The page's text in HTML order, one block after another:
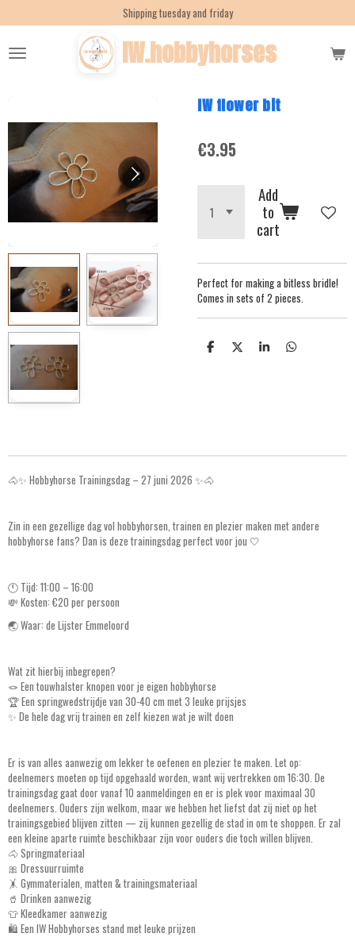
main
IW.hobbyhorses
Shipping tuesday and friday
IW flower bit
€3.95
Add
to
cart
Perfect for making a bitless bridle!
Comes in sets of 2 pieces.
S S S S
🐴✨ Hobbyhorse Trainingsdag – 27 juni 2026 ✨🐴
Zin in een gezellige dag vol hobbyhorsen, trainen en plezier maken met andere
hobbyhorse fans? Dan is deze trainingsdag perfect voor jou 🤍
🕚 Tijd: 11:00 – 16:00
💸 Kosten: €20 per persoon
🌏 Waar: de Lijster Emmeloord
Wat zit hierbij inbegrepen?
🪢 Een touwhalster knopen voor je eigen hobbyhorse
🏆 Een springwedstrijdje van 30-40 cm met 3 leuke prijsjes
✨ De hele dag vrij trainen en zelf kiezen wat je wilt doen
Er is van alles aanwezig om lekker te oefenen en plezier te maken. Let op:
deelnemers moeten op tijd opgehaald worden, want wij vertrekken om 16:30. De
trainingsdag gaat door vanaf 10 aanmeldingen en er is plek voor maximaal 30
deelnemers. Ouders zijn welkom, maar we hebben het liefst dat zij niet op het
trainingsgebied blijven zitten — zij kunnen gezellig de stad in om te shoppen. Er zal
een kleine aparte ruimte beschikbaar zijn voor ouders die toch willen blijven.
🐴 Springmateriaal
🎀 Dressuurruimte
🤸 Gymmaterialen, matten & trainingsmateriaal
🥤 Drinken aanwezig
👕 Kleedkamer aanwezig
🛍️ Een IW Hobbyhorses stand met leuke prijzen